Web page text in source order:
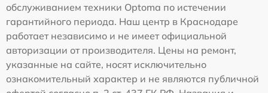
обслуживанием техники Optoma по истечении
гарантийного периода. Наш центр в Краснодаре
работает независимо и не имеет официальной
авторизации от производителя. Цены на ремонт,
указанные на сайте, носят исключительно
ознакомительный характер и не являются публичной